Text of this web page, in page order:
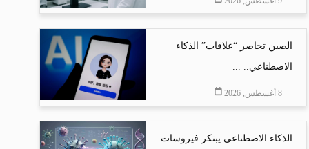
الصين تحاصر “علاقات” الذكاء
الاصطناعي.. ...
8 أغسطس, 2026
الذكاء الاصطناعي يبتكر فيروسات